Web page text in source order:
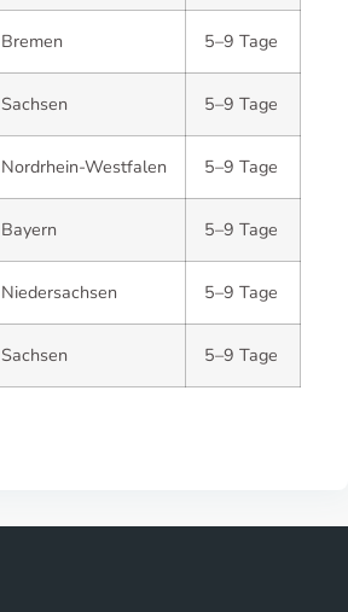
Bremen 5–9 Tage
Sachsen 5–9 Tage
Nordrhein-Westfalen 5–9 Tage
Bayern 5–9 Tage
Niedersachsen 5–9 Tage
Sachsen 5–9 Tage